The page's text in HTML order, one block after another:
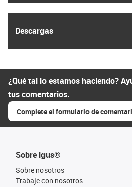
Descargas
¿Qué tal lo estamos haciendo?
tus comentarios.
Complete el formulario de
Sobre igus®
Sobre nosotros
Trabaje con nosotros